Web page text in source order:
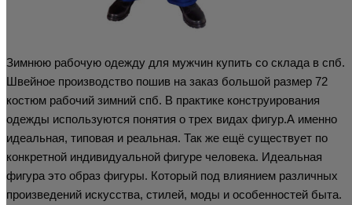
Зимнюю рабочую одежду для мужчин купить со склада в спб.
Швейное производство пошив на заказ большой размер 72
костюм рабочий зимний спб. В практике конструирования
одежды используются понятия о трех видах фигур.А именно
идеальная, типовая и реальная. Так же ещё существует по
конкретной индивидуальной фигуре человека. Идеальная
фигура это образ фигуры. Который под влиянием различных
произведений искусства, стилей, моды и особенностей быта.